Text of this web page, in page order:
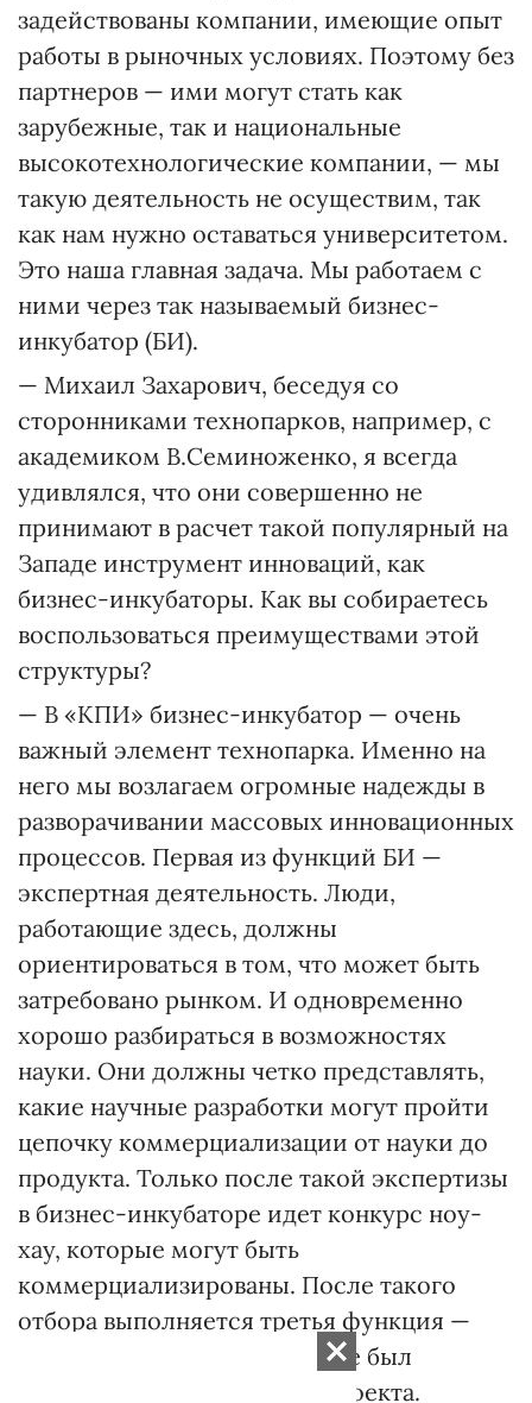
задействованы компании, имеющие опыт
работы в рыночных условиях. Поэтому без
партнеров — ими могут стать как
зарубежные, так и национальные
высокотехнологические компании, — мы
такую деятельность не осуществим, так
как нам нужно оставаться университетом.
Это наша главная задача. Мы работаем с
ними через так называемый бизнес-
инкубатор (БИ).
— Михаил Захарович, беседуя со
сторонниками технопарков, например, с
академиком В.Семиноженко, я всегда
удивлялся, что они совершенно не
принимают в расчет такой популярный на
Западе инструмент инноваций, как
бизнес-инкубаторы. Как вы собираетесь
воспользоваться преимуществами этой
структуры?
— В «КПИ» бизнес-инкубатор — очень
важный элемент техно­парка. Именно на
него мы возлагаем огромные надежды в
разворачивании массовых инновационных
процессов. Первая из функций БИ —
экспертная деятельность. Люди,
работающие здесь, должны
ориентироваться в том, что может быть
затребовано рынком. И одновременно
хорошо разбираться в возможностях
науки. Они должны четко представлять,
какие научные разработки могут пройти
цепочку коммерциализации от науки до
продукта. Только после такой экспертизы
в бизнес-инкубаторе идет конкурс ноу-
хау, которые могут быть
коммерциализированы. После такого
отбора выполняется третья функция —
патентование, чтобы автор не был
ограблен при реализации проекта.